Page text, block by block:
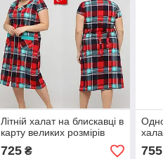
Літній халат на блискавці в
карту великих розмірів
725₴ 755